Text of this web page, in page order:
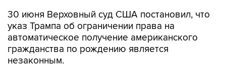
30 июня Верховный суд США постановил, что
указ Трампа об ограничении права на
автоматическое получение американского
гражданства по рождению является
незаконным.